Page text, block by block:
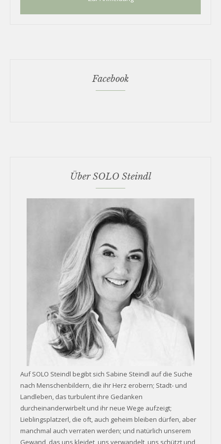
Facebook
Über SOLO Steindl
Auf SOLO Steindl begibt sich Sabine Steindl auf die Suche
nach Menschenbildern, die ihr Herz erobern; Stadt- und
Landleben, das turbulent ihre Gedanken
durcheinanderwirbelt und ihr neue Wege aufzeigt;
Lieblingsplatzerl, die oft, auch geheim bleiben dürfen, aber
manchmal auch verraten werden; und natürlich unserem
Gewand, das uns kleidet, uns verwandelt, uns schützt und